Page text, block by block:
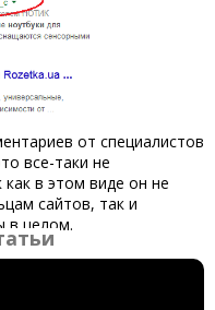
от специалистов
все-таки не
в этом виде он не
сайтов, так и
в целом.